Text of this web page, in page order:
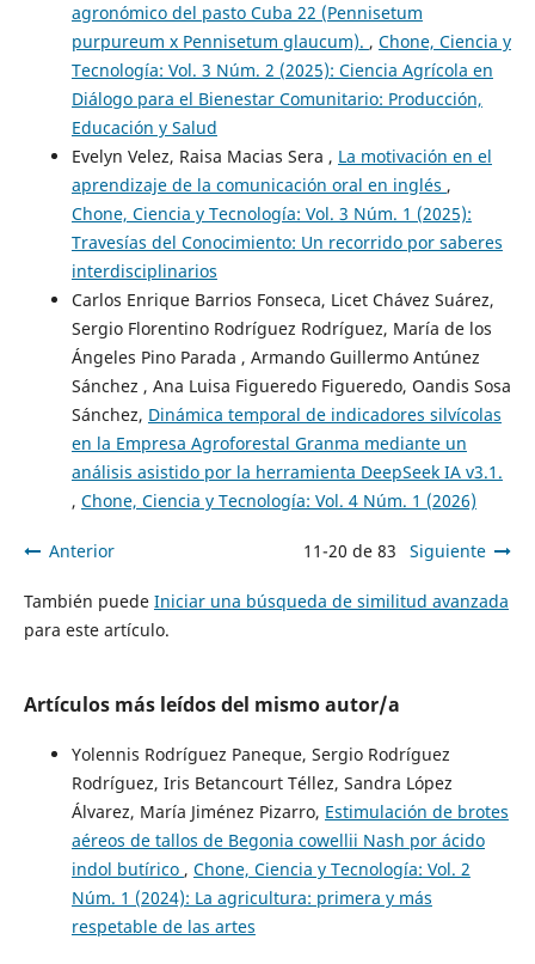
agronómico del pasto Cuba 22 (Pennisetum
purpureum x Pennisetum glaucum). , Chone, Ciencia y
Tecnología: Vol. 3 Núm. 2 (2025): Ciencia Agrícola en
Diálogo para el Bienestar Comunitario: Producción,
Educación y Salud
Evelyn Velez, Raisa Macias Sera , La motivación en el
aprendizaje de la comunicación oral en inglés ,
Chone, Ciencia y Tecnología: Vol. 3 Núm. 1 (2025):
Travesías del Conocimiento: Un recorrido por saberes
interdisciplinarios
Carlos Enrique Barrios Fonseca, Licet Chávez Suárez,
Sergio Florentino Rodríguez Rodríguez, María de los
Ángeles Pino Parada , Armando Guillermo Antúnez
Sánchez , Ana Luisa Figueredo Figueredo, Oandis Sosa
Sánchez, Dinámica temporal de indicadores silvícolas
en la Empresa Agroforestal Granma mediante un
análisis asistido por la herramienta DeepSeek IA v3.1.
, Chone, Ciencia y Tecnología: Vol. 4 Núm. 1 (2026)
Anterior 11-20 de 83 Siguiente
También puede Iniciar una búsqueda de similitud avanzada
para este artículo.
Artículos más leídos del mismo autor/a
Yolennis Rodríguez Paneque, Sergio Rodríguez
Rodríguez, Iris Betancourt Téllez, Sandra López
Álvarez, María Jiménez Pizarro, Estimulación de brotes
aéreos de tallos de Begonia cowellii Nash por ácido
indol butírico , Chone, Ciencia y Tecnología: Vol. 2
Núm. 1 (2024): La agricultura: primera y más
respetable de las artes